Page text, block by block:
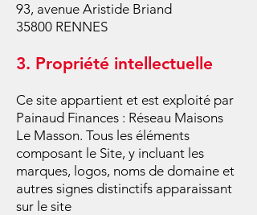
93, avenue Aristide Briand
35800 RENNES
3. Propriété intellectuelle
Ce site appartient et est exploité par
Painaud Finances : Réseau Maisons
Le Masson. Tous les éléments
composant le Site, y incluant les
marques, logos, noms de domaine et
autres signes distinctifs apparaissant
sur le site